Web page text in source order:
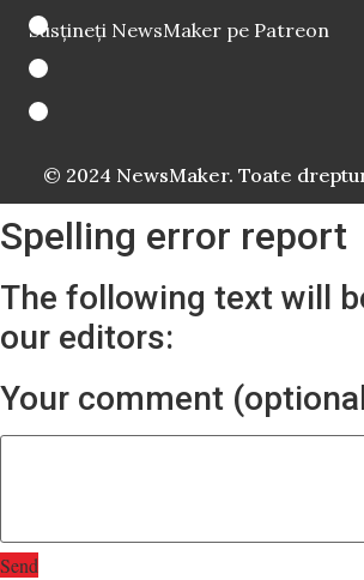
Susțineți NewsMaker pe Patreon
© 2024 NewsMaker. Toate
Spelling error report
The following text will
our editors:
Your comment
Send